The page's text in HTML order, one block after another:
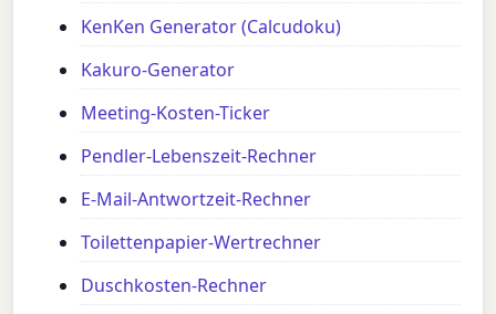
KenKen Generator (Calcudoku)
Kakuro-Generator
Meeting-Kosten-Ticker
Pendler-Lebenszeit-Rechner
E-Mail-Antwortzeit-Rechner
Toilettenpapier-Wertrechner
Duschkosten-Rechner